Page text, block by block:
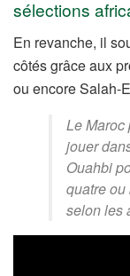
sélections
En revanche, il
côtés grâce aux
ou encore Salah-
Le Maroc
jouer
Ouahbi
quatre
selon les